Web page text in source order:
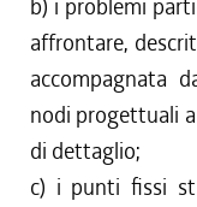
b) i problemi
affrontare,
accompagnata
nodi progettuali
di dettaglio;
c) i punti fissi